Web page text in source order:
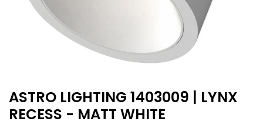
ASTRO LIGHTING 1403009 | LYNX
RECESS - MATT WHITE